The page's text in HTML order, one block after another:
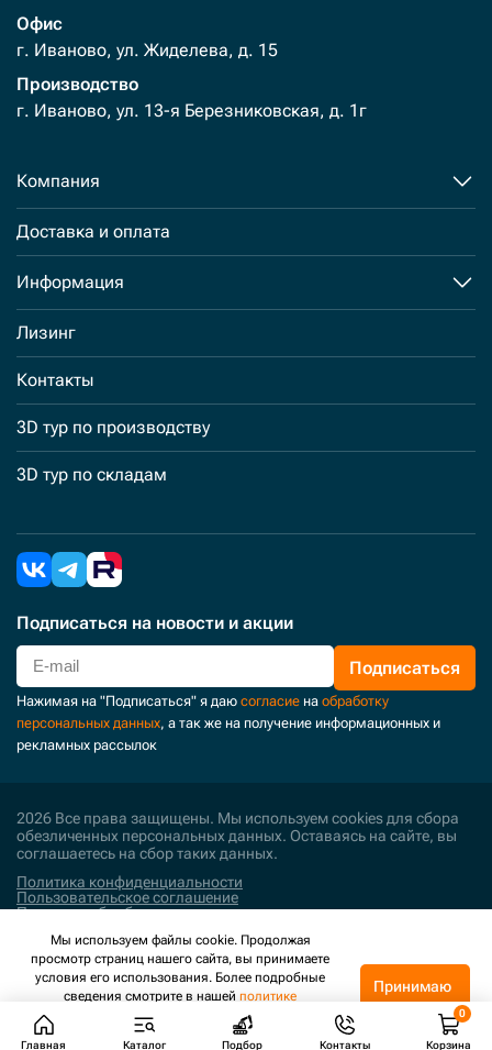
Офис
г. Иваново, ул. Жиделева, д. 15
Производство
г. Иваново, ул. 13-я Березниковская, д. 1г
Компания
Доставка и оплата
Информация
Лизинг
Контакты
3D тур по производству
3D тур по складам
Подписаться на новости и акции
Подписаться
Нажимая на "Подписаться" я даю согласие на обработку
персональных данных, а так же на получение информационных и
рекламных рассылок
2026 Все права защищены. Мы используем cookies для сбора
обезличенных персональных данных. Оставаясь на сайте, вы
соглашаетесь на сбор таких данных.
Политика конфиденциальности
Пользовательское соглашение
Политика обработки персональных данных
Поддержка и развитие
Главная Каталог Подбор Контакты Корзина
Мы используем файлы cookie. Продолжая
просмотр страниц нашего сайта, вы принимаете
условия его использования. Более подробные
сведения смотрите в нашей политике
конфиденциальности.
Принимаю